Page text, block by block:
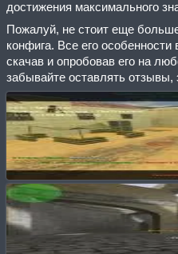
достижения максимального
Пожалуй, не стоит еще
конфига. Все его
скачав и опробовав его на
забывайте оставлять отзывы,